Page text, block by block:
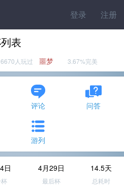
登录 注册
表
人玩过 噩梦 3.67%完美
评论 问答
游列
日 4月29日
最后杯
14.5天
总耗时